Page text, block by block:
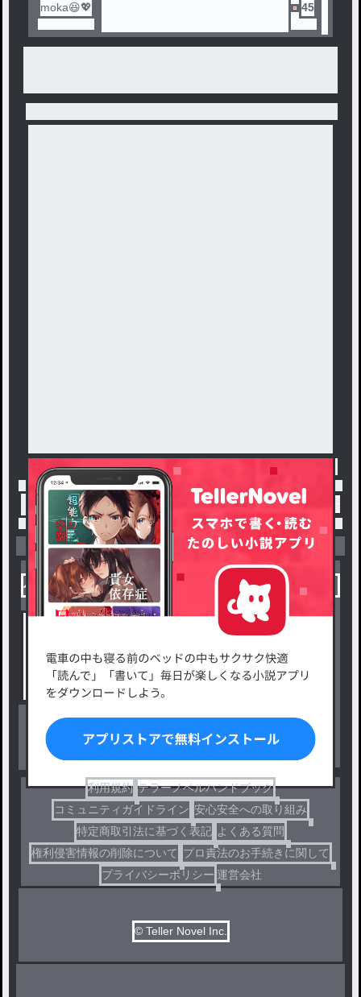
moka😆💖 45
トップ 「#相手を思った嘘」の人気小説・夢小説一覧
小説を探す
小説コンテスト応募・公募
出版・メディアミックス作品
ジャンルから探す
恋愛・ロマンス
ファンタジー・異世界・SF
ドラマ
利用規約 テラーノベルハンドブック
コミュニティガイドライン 安心安全への取り組み
特定商取引法に基づく表記 よくある質問
権利侵害情報の削除について プロ責法のお手続きに関して
プライバシーポリシー 運営会社
© Teller Novel Inc.